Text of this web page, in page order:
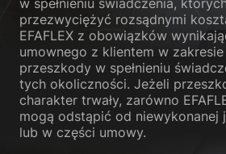
w spełnieniu świadczenia,
przezwyciężyć rozsądnymi
EFAFLEX z obowiązków
umownego z klientem w
przeszkody w spełnieniu
tych okoliczności. Jeżeli
charakter trwały, zarówno
mogą odstąpić od niewykonanej
lub w części umowy.